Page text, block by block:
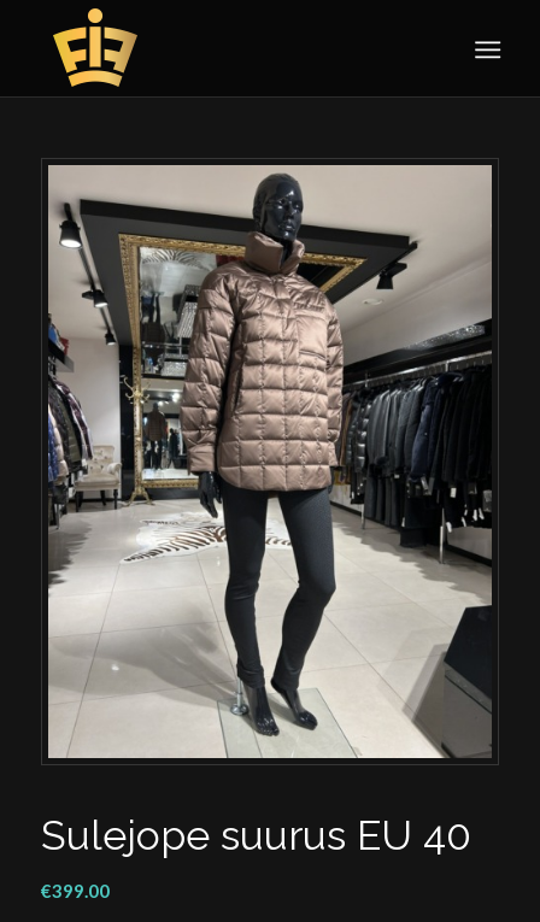
Sulejope suurus EU 40
€399.00